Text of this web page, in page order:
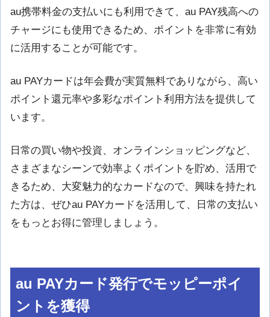
au携帯料金の支払いにも利用できて、au PAY残高への
チャージにも使用できるため、ポイントを非常に有効
に活用することが可能です。
au PAYカードは年会費が実質無料でありながら、高い
ポイント還元率や多彩なポイント利用方法を提供して
います。
日常の買い物や投資、オンラインショッピングなど、
さまざまなシーンで効率よくポイントを貯め、活用で
きるため、大変魅力的なカードなので、興味を持たれ
た方は、ぜひau PAYカードを活用して、日常の支払い
をもっとお得に管理しましょう。
au PAYカード発行でモッピーポイ
ントを獲得